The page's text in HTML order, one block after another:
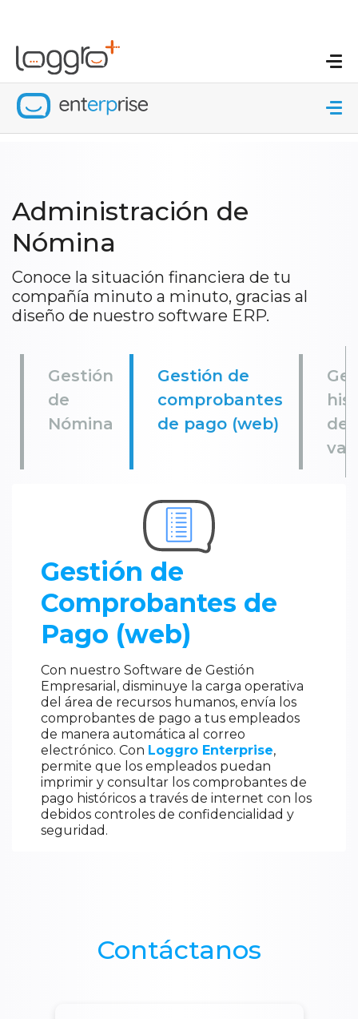
Administración de
Nómina
Conoce la situación financiera de tu
compañía minuto a minuto, gracias al
diseño de nuestro software ERP.
Gestión
de
Nómina
Gestión de
comprobantes
de pago (web)
de
Gestión de
Comprobantes de
Pago (web)
Con nuestro Software de Gestión
Empresarial, disminuye la carga operativa
del área de recursos humanos, envía los
comprobantes de pago a tus empleados
de manera automática al correo
electrónico. Con Loggro Enterprise,
permite que los empleados puedan
imprimir y consultar los comprobantes de
pago históricos a través de internet con los
debidos controles de confidencialidad y
seguridad.
Contáctanos